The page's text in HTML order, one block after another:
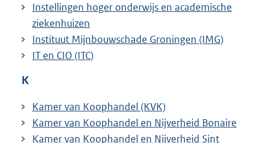
Instellingen hoger onderwijs en academische
ziekenhuizen
Instituut Mijnbouwschade Groningen (IMG)
IT en CIO (ITC)
K
Kamer van Koophandel (KVK)
Kamer van Koophandel en Nijverheid Bonaire
Kamer van Koophandel en Nijverheid Sint